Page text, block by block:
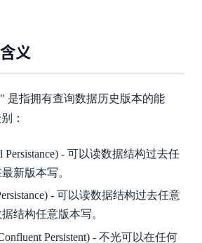
义
是指拥有查询数据历史版本的能
：
Persistance) - 可以读数据结构过去任
新版本写。
- 可以读数据结构过去任意
结构任意版本写。
Persistent) - 不光可以在任何